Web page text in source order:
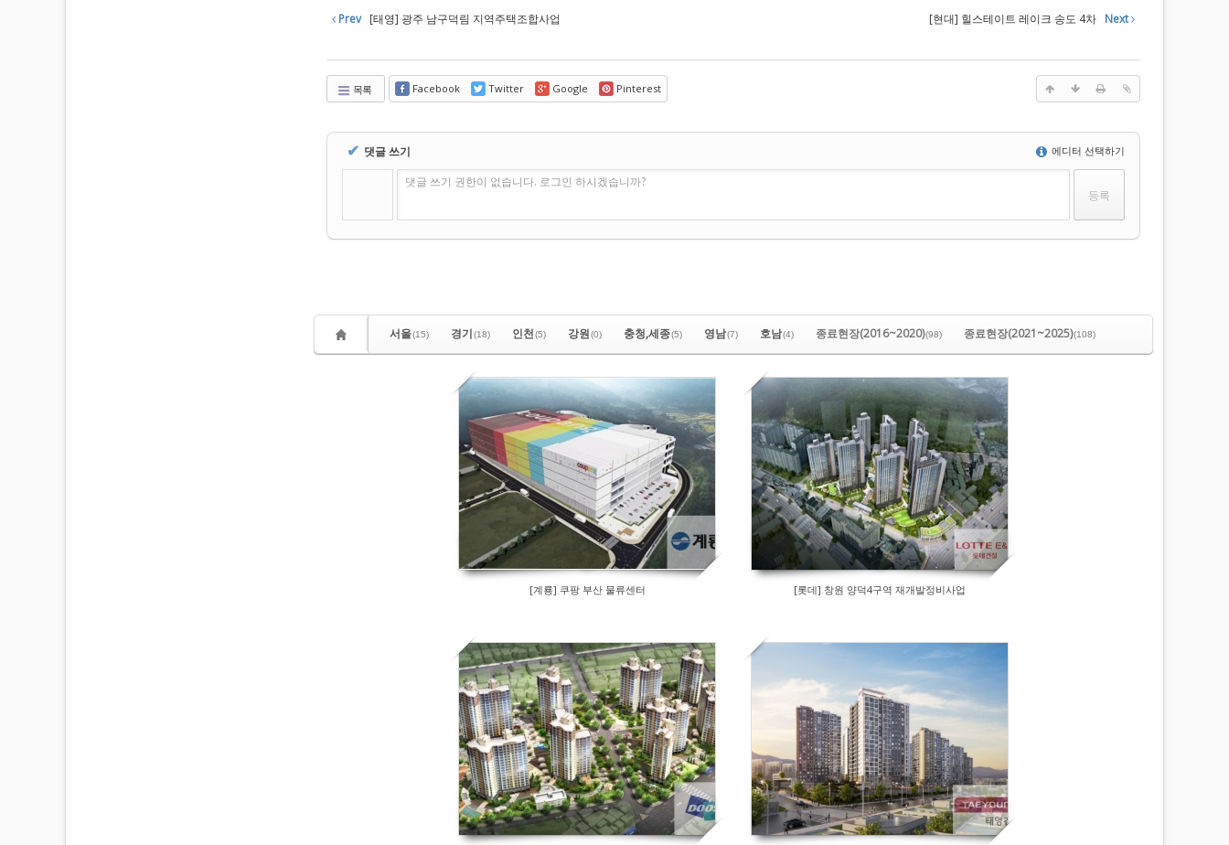
Prev [태영] 광주 남구덕림 지역주택조합사업 [현대] 힐스테이트 레이크 송도 4차 Next
목록 Facebook Twitter Google Pinterest
✔ 댓글 쓰기 에디터 선택하기
댓글 쓰기 권한이 없습니다. 로그인 하시겠습니까?
서울(15) 경기(18) 인천(5) 강원(0) 충청,세종(5) 영남(7) 호남(4) 종료현장(2016~2020)(98) 종료현장(2021~2025)(108)
[계룡] 쿠팡 부산 물류센터 [롯데] 창원 양덕4구역 재개발정비사업